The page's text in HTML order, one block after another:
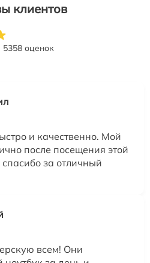
клиентов
5358 оценок
и качественно. Мой
после посещения этой
за отличный
всем! Они